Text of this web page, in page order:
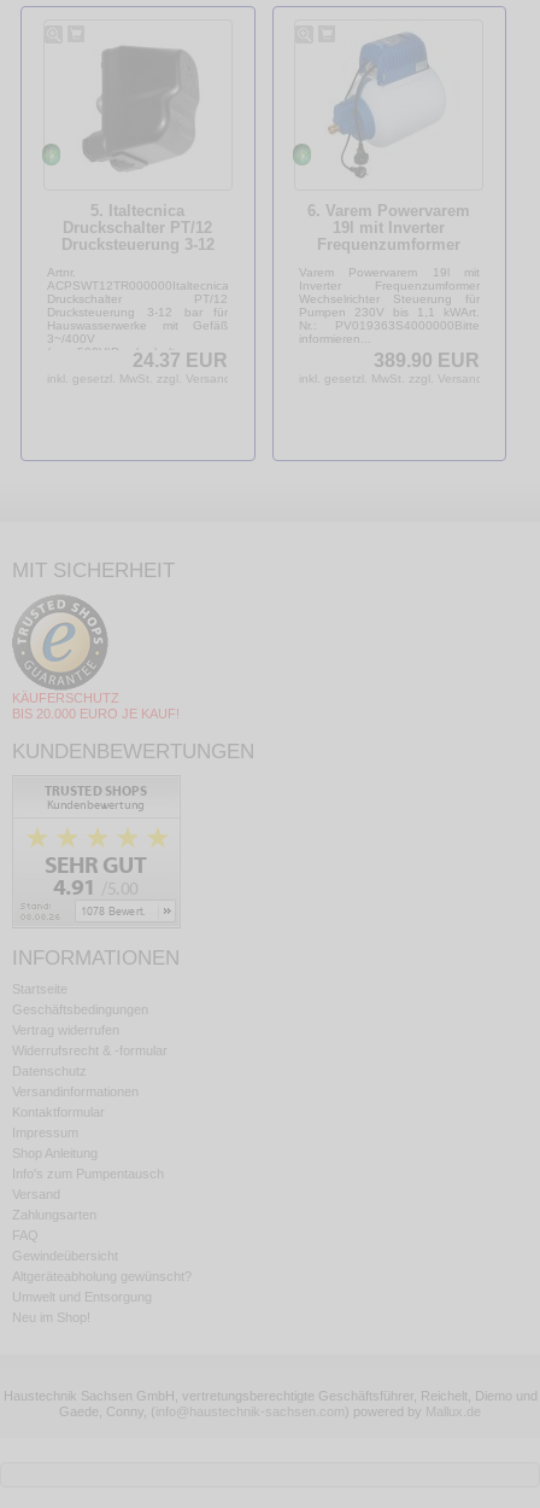
5. Italtecnica
Druckschalter PT/12
Drucksteuerung 3-12
Hauswasserwerke mit
Gefäß 3~/400V
Artnr.
ACPSWT12TR000000Italtecnica
Druckschalter PT/12
Drucksteuerung 3-12 bar für
Hauswasserwerke mit Gefäß
3~/400V
(max.500V)Druckschalter...
24.37 EUR
inkl. gesetzl. MwSt. zzgl. Versandkosten
6. Varem Powervarem
19l mit Inverter
Frequenzumformer
Steuerung für Pumpen
230V
Varem Powervarem 19l mit
Inverter Frequenzumformer
Wechselrichter Steuerung für
Pumpen 230V bis 1,1 kWArt.
Nr.: PV019363S4000000Bitte
informieren...
389.90 EUR
inkl. gesetzl. MwSt. zzgl. Versandkosten
MIT SICHERHEIT
KÄUFERSCHUTZ
BIS 20.000 EURO JE KAUF!
KUNDENBEWERTUNGEN
INFORMATIONEN
Startseite
Geschäftsbedingungen
Vertrag widerrufen
Widerrufsrecht & -formular
Datenschutz
Versandinformationen
Kontaktformular
Impressum
Shop Anleitung
Info's zum Pumpentausch
Versand
Zahlungsarten
FAQ
Gewindeübersicht
Altgeräteabholung gewünscht?
Umwelt und Entsorgung
Neu im Shop!
Haustechnik Sachsen GmbH, vertretungsberechtigte Geschäftsführer, Reichelt, Diemo und
Gaede, Conny, ( info@haustechnik-sachsen.com ) powered by Mallux.de